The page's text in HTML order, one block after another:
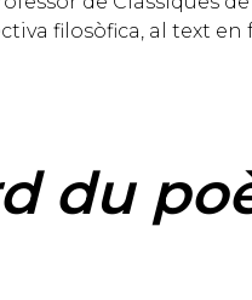
filosòfica, al text en
du